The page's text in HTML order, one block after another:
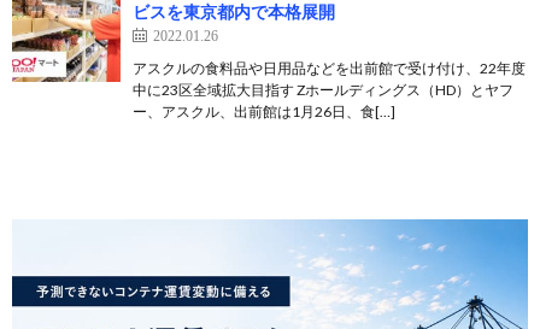
ビスを東京都内で本格展開
2022.01.26
アスクルの食料品や日用品などを出前館で受け付け、22年度
中に23区全域拡大目指す Zホールディングス（HD）とヤフ
ー、アスクル、出前館は1月26日、食[…]